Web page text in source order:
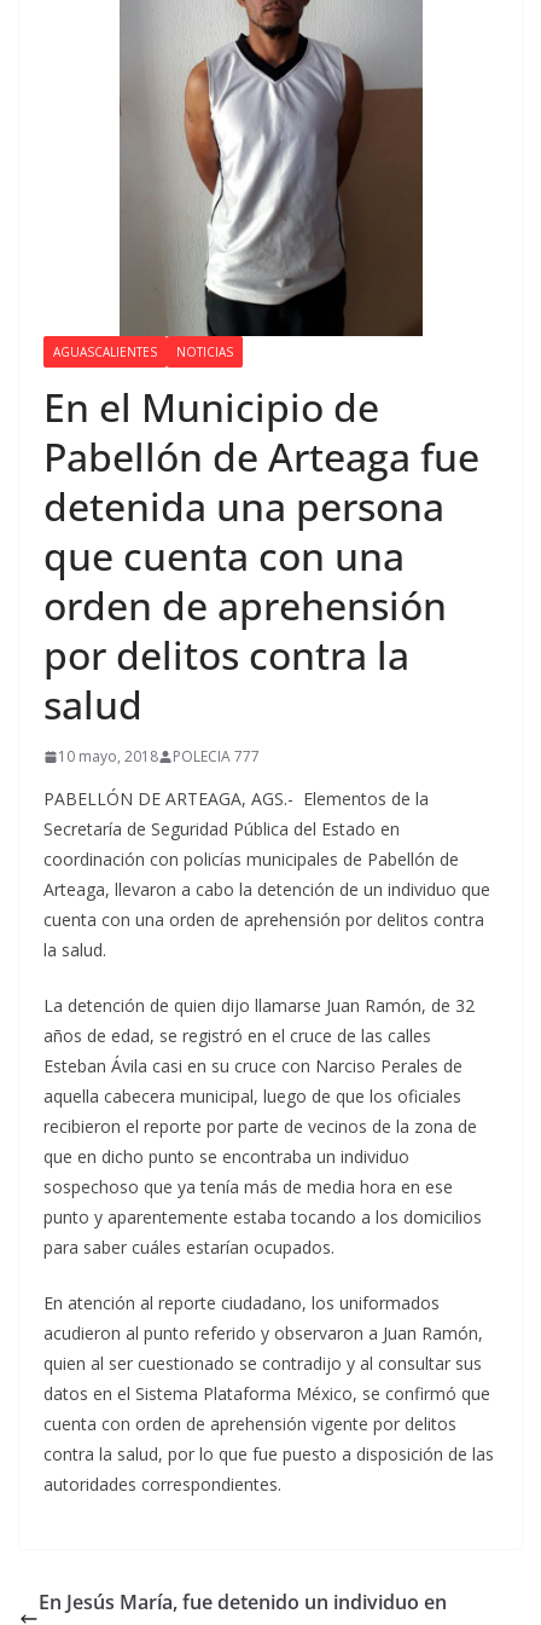
AGUASCALIENTES NOTICIAS
En el Municipio de
Pabellón de Arteaga fue
detenida una persona
que cuenta con una
orden de aprehensión
por delitos contra la
salud
10 mayo, 2018 POLECIA 777
PABELLÓN DE ARTEAGA, AGS.- Elementos de la
Secretaría de Seguridad Pública del Estado en
coordinación con policías municipales de Pabellón de
Arteaga, llevaron a cabo la detención de un individuo que
cuenta con una orden de aprehensión por delitos contra
la salud.
La detención de quien dijo llamarse Juan Ramón, de 32
años de edad, se registró en el cruce de las calles
Esteban Ávila casi en su cruce con Narciso Perales de
aquella cabecera municipal, luego de que los oficiales
recibieron el reporte por parte de vecinos de la zona de
que en dicho punto se encontraba un individuo
sospechoso que ya tenía más de media hora en ese
punto y aparentemente estaba tocando a los domicilios
para saber cuáles estarían ocupados.
En atención al reporte ciudadano, los uniformados
acudieron al punto referido y observaron a Juan Ramón,
quien al ser cuestionado se contradijo y al consultar sus
datos en el Sistema Plataforma México, se confirmó que
cuenta con orden de aprehensión vigente por delitos
contra la salud, por lo que fue puesto a disposición de las
autoridades correspondientes.
En Jesús María, fue detenido un individuo en